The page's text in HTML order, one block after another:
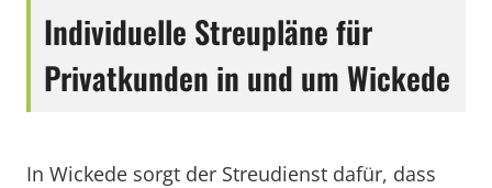
Individuelle Streupläne für
Privatkunden in und um Wickede
In Wickede sorgt der Streudienst dafür, dass